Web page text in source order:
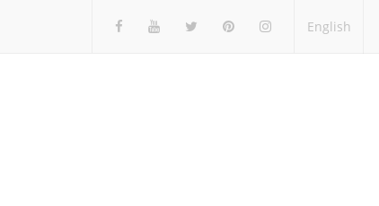
English